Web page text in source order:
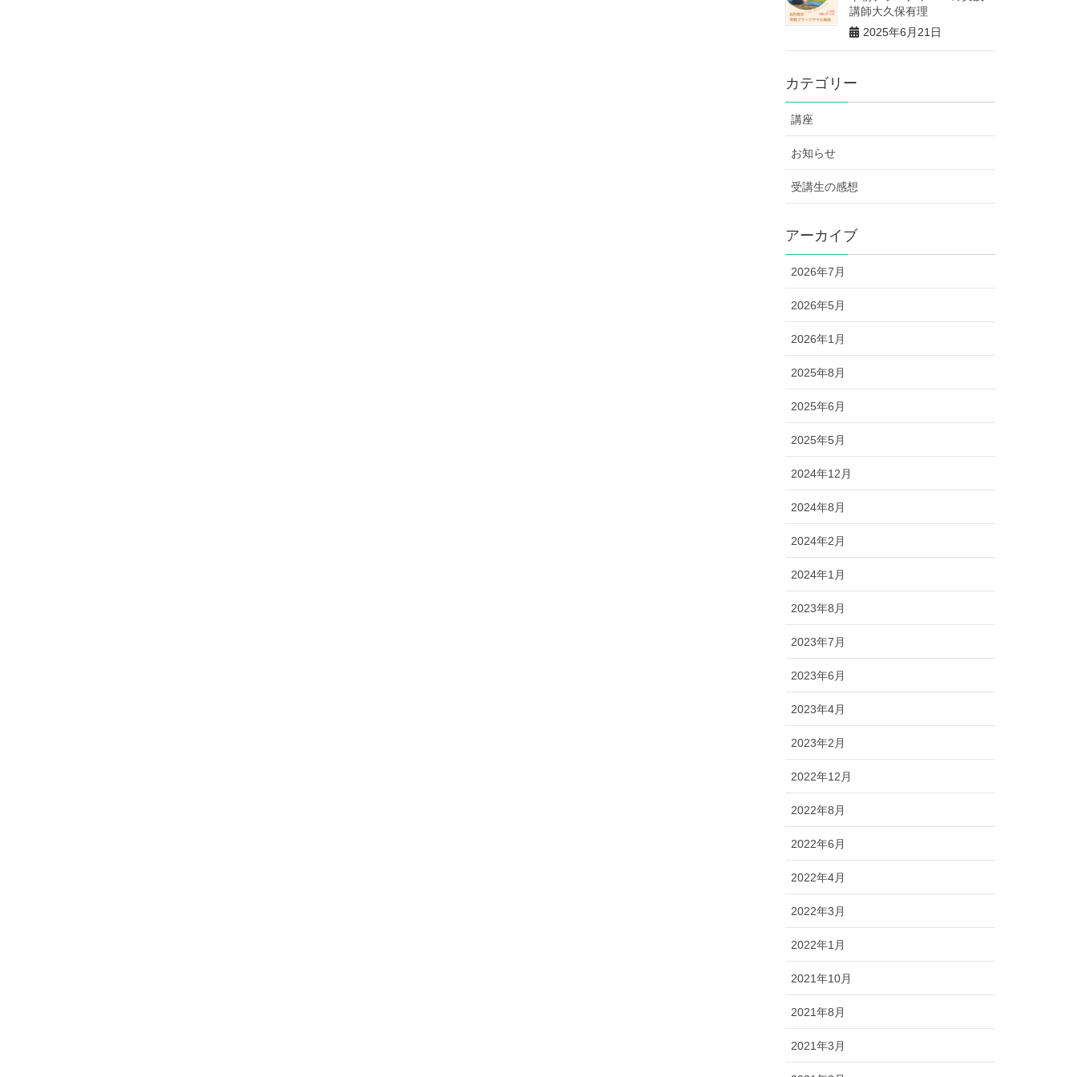
講師大久保有理
2025年6月21日
カテゴリー
講座
お知らせ
受講生の感想
アーカイブ
2026年7月
2026年5月
2026年1月
2025年8月
2025年6月
2025年5月
2024年12月
2024年8月
2024年2月
2024年1月
2023年8月
2023年7月
2023年6月
2023年4月
2023年2月
2022年12月
2022年8月
2022年6月
2022年4月
2022年3月
2022年1月
2021年10月
2021年8月
2021年3月